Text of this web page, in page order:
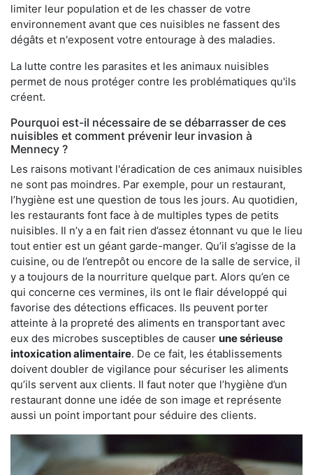
limiter leur population et de les chasser de votre
environnement avant que ces nuisibles ne fassent des
dégâts et n'exposent votre entourage à des maladies.
La lutte contre les parasites et les animaux nuisibles
permet de nous protéger contre les problématiques qu'ils
créent.
Pourquoi est-il nécessaire de se débarrasser de ces
nuisibles et comment prévenir leur invasion à
Mennecy ?
Les raisons motivant l'éradication de ces animaux nuisibles
ne sont pas moindres. Par exemple, pour un restaurant,
l’hygiène est une question de tous les jours. Au quotidien,
les restaurants font face à de multiples types de petits
nuisibles. Il n’y a en fait rien d’assez étonnant vu que le lieu
tout entier est un géant garde-manger. Qu’il s’agisse de la
cuisine, ou de l’entrepôt ou encore de la salle de service, il
y a toujours de la nourriture quelque part. Alors qu’en ce
qui concerne ces vermines, ils ont le flair développé qui
favorise des détections efficaces. Ils peuvent porter
atteinte à la propreté des aliments en transportant avec
eux des microbes susceptibles de causer une sérieuse
intoxication alimentaire. De ce fait, les établissements
doivent doubler de vigilance pour sécuriser les aliments
qu’ils servent aux clients. Il faut noter que l’hygiène d’un
restaurant donne une idée de son image et représente
aussi un point important pour séduire des clients.